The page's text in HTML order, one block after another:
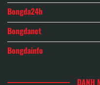
Bongda24h
Bongdanet
Bongdainfo
DANH